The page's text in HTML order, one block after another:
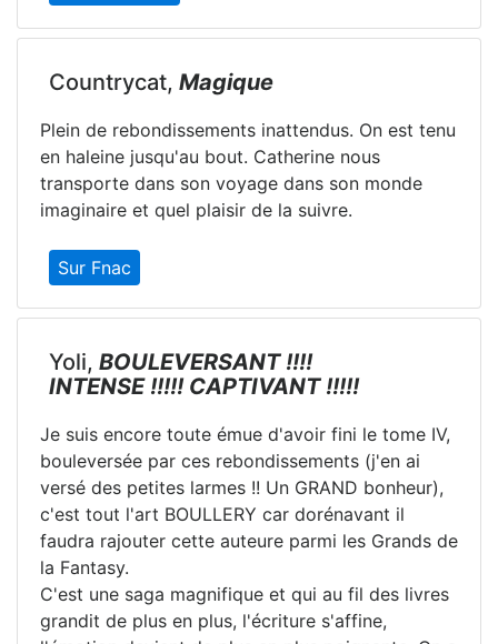
Countrycat, Magique
Plein de rebondissements inattendus. On est tenu
en haleine jusqu'au bout. Catherine nous
transporte dans son voyage dans son monde
imaginaire et quel plaisir de la suivre.
Sur Fnac
Yoli, BOULEVERSANT !!!!
INTENSE !!!!! CAPTIVANT !!!!!
Je suis encore toute émue d'avoir fini le tome IV,
bouleversée par ces rebondissements (j'en ai
versé des petites larmes !! Un GRAND bonheur),
c'est tout l'art BOULLERY car dorénavant il
faudra rajouter cette auteure parmi les Grands de
la Fantasy.
C'est une saga magnifique et qui au fil des livres
grandit de plus en plus, l'écriture s'affine,